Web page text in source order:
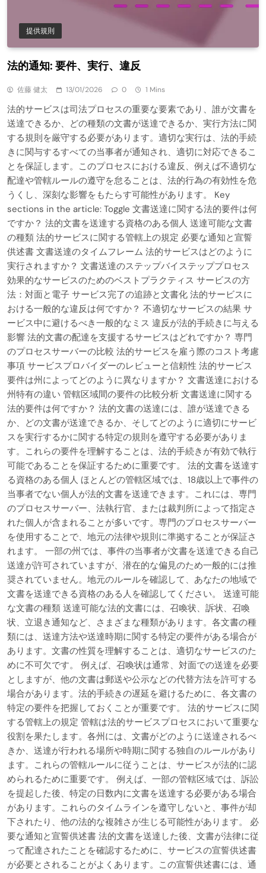
提供規則
法的通知: 要件、実行、違反
佐藤 健太 13/01/2026 0 1 Mins
法的サービスは司法プロセスの重要な要素であり、誰が文書を
送達できるか、どの種類の文書が送達できるか、実行方法に関
する規則を厳守する必要があります。適切な実行は、法的手続
きに関与するすべての当事者が通知され、適切に対応できるこ
とを保証します。このプロセスにおける違反、例えば不適切な
配達や管轄ルールの遵守を怠ることは、法的行為の有効性を危
うくし、深刻な影響をもたらす可能性があります。 Key
sections in the article: Toggle 文書送達に関する法的要件は何
ですか？ 法的文書を送達する資格のある個人 送達可能な文書
の種類 法的サービスに関する管轄上の規定 必要な通知と宣誓
供述書 文書送達のタイムフレーム 法的サービスはどのように
実行されますか？ 文書送達のステップバイステッププロセス
効果的なサービスのためのベストプラクティス サービスの方
法：対面と電子 サービス完了の追跡と文書化 法的サービスに
おける一般的な違反は何ですか？ 不適切なサービスの結果 サ
ービス中に避けるべき一般的なミス 違反が法的手続きに与える
影響 法的文書の配達を支援するサービスはどれですか？ 専門
のプロセスサーバーの比較 法的サービスを雇う際のコスト考慮
事項 サービスプロバイダーのレビューと信頼性 法的サービス
要件は州によってどのように異なりますか？ 文書送達における
州特有の違い 管轄区域間の要件の比較分析 文書送達に関する
法的要件は何ですか？ 法的文書の送達には、誰が送達できる
か、どの文書が送達できるか、そしてどのように適切にサービ
スを実行するかに関する特定の規則を遵守する必要がありま
す。これらの要件を理解することは、法的手続きが有効で執行
可能であることを保証するために重要です。 法的文書を送達す
る資格のある個人 ほとんどの管轄区域では、18歳以上で事件の
当事者でない個人が法的文書を送達できます。これには、専門
のプロセスサーバー、法執行官、または裁判所によって指定さ
れた個人が含まれることが多いです。専門のプロセスサーバー
を使用することで、地元の法律や規則に準拠することが保証さ
れます。 一部の州では、事件の当事者が文書を送達できる自己
送達が許可されていますが、潜在的な偏見のため一般的には推
奨されていません。地元のルールを確認して、あなたの地域で
文書を送達できる資格のある人を確認してください。 送達可能
な文書の種類 送達可能な法的文書には、召喚状、訴状、召喚
状、立退き通知など、さまざまな種類があります。各文書の種
類には、送達方法や送達時期に関する特定の要件がある場合が
あります。文書の性質を理解することは、適切なサービスのた
めに不可欠です。 例えば、召喚状は通常、対面での送達を必要
としますが、他の文書は郵送や公示などの代替方法を許可する
場合があります。法的手続きの遅延を避けるために、各文書の
特定の要件を把握しておくことが重要です。 法的サービスに関
する管轄上の規定 管轄は法的サービスプロセスにおいて重要な
役割を果たします。各州には、文書がどのように送達されるべ
きか、送達が行われる場所や時期に関する独自のルールがあり
ます。これらの管轄ルールに従うことは、サービスが法的に認
められるために重要です。 例えば、一部の管轄区域では、訴訟
を提起した後、特定の日数内に文書を送達する必要がある場合
があります。これらのタイムラインを遵守しないと、事件が却
下されたり、他の法的な複雑さが生じる可能性があります。 必
要な通知と宣誓供述書 法的文書を送達した後、文書が法律に従
って配達されたことを確認するために、サービスの宣誓供述書
が必要とされることがよくあります。この宣誓供述書には、通